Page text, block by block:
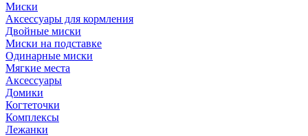
Миски
Аксессуары для кормления
Двойные миски
Миски на подставке
Одинарные миски
Мягкие места
Аксессуары
Домики
Когтеточки
Комплексы
Лежанки